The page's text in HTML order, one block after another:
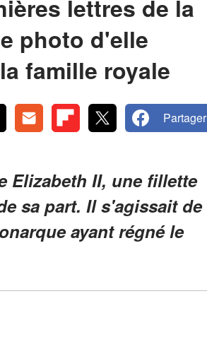
lettres de la
photo d'elle
famille royale
Partager
Elizabeth II, une fillette
sa part. Il s'agissait de
ayant régné le